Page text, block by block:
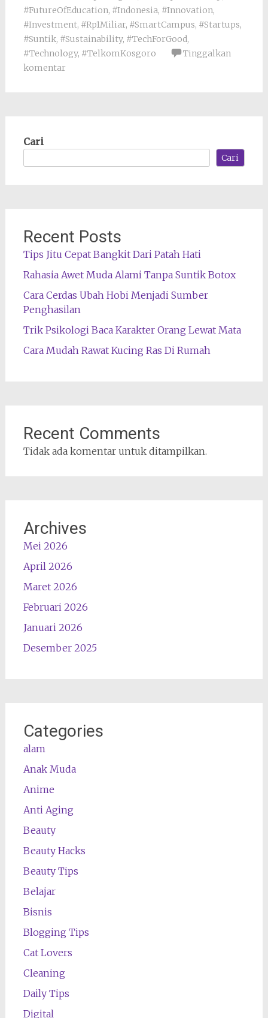
#FutureOfEducation, #Indonesia, #Innovation,
#Investment, #Rp1Miliar, #SmartCampus, #Startups,
#Suntik, #Sustainability, #TechForGood,
#Technology, #TelkomKosgoro
Tinggalkan
komentar
Cari
Cari
Recent Posts
Tips Jitu Cepat Bangkit Dari Patah Hati
Rahasia Awet Muda Alami Tanpa Suntik Botox
Cara Cerdas Ubah Hobi Menjadi Sumber
Penghasilan
Trik Psikologi Baca Karakter Orang Lewat Mata
Cara Mudah Rawat Kucing Ras Di Rumah
Recent Comments
Tidak ada komentar untuk ditampilkan.
Archives
Mei 2026
April 2026
Maret 2026
Februari 2026
Januari 2026
Desember 2025
Categories
alam
Anak Muda
Anime
Anti Aging
Beauty
Beauty Hacks
Beauty Tips
Belajar
Bisnis
Blogging Tips
Cat Lovers
Cleaning
Daily Tips
Digital